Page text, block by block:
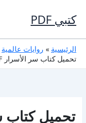
إلى
المحتوى
كتبي PDF
الرئيسية
روايات عالمية
تحميل كتاب سر الأسرار PDF مجانا من تأليف دان براون